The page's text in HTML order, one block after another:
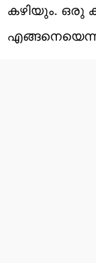
കഴിയും. ഒരു